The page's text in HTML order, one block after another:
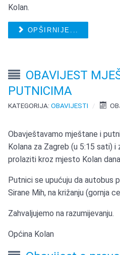
Kolan.
OPŠIRNIJE...
OBAVIJEST
PUTNICIMA
KATEGORIJA:OBAVIJESTI
Obavještavamo mještane i
Kolana za Zagreb (u 5:15 sati)
prolaziti kroz mjesto Kolan
Putnici se upućuju da autobus
Sirane Mih, na križanju (gornja
Zahvaljujemo na razumijevanju.
Općina Kolan